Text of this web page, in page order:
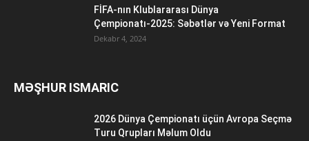
FİFA-nın Klublararası Dünya
Çempionatı-2025: Səbətlər və Yeni Format
Dekabr 4, 2024
MƏŞHUR ISMARIC
2026 Dünya Çempionatı üçün Avropa Seçmə
Turu Qrupları Məlum Oldu